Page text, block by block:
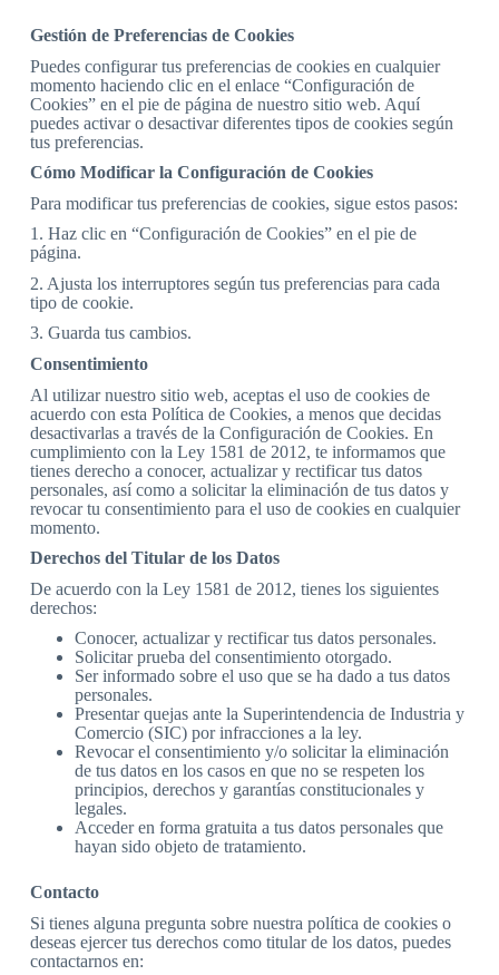
Gestión de Preferencias de Cookies
Puedes configurar tus preferencias de cookies en cualquier
momento haciendo clic en el enlace “Configuración de
Cookies” en el pie de página de nuestro sitio web. Aquí
puedes activar o desactivar diferentes tipos de cookies según
tus preferencias.
Cómo Modificar la Configuración de Cookies
Para modificar tus preferencias de cookies, sigue estos pasos:
1. Haz clic en “Configuración de Cookies” en el pie de
página.
2. Ajusta los interruptores según tus preferencias para cada
tipo de cookie.
3. Guarda tus cambios.
Consentimiento
Al utilizar nuestro sitio web, aceptas el uso de cookies de
acuerdo con esta Política de Cookies, a menos que decidas
desactivarlas a través de la Configuración de Cookies. En
cumplimiento con la Ley 1581 de 2012, te informamos que
tienes derecho a conocer, actualizar y rectificar tus datos
personales, así como a solicitar la eliminación de tus datos y
revocar tu consentimiento para el uso de cookies en cualquier
momento.
Derechos del Titular de los Datos
De acuerdo con la Ley 1581 de 2012, tienes los siguientes
derechos:
Conocer, actualizar y rectificar tus datos personales.
Solicitar prueba del consentimiento otorgado.
Ser informado sobre el uso que se ha dado a tus datos
personales.
Presentar quejas ante la Superintendencia de Industria y
Comercio (SIC) por infracciones a la ley.
Revocar el consentimiento y/o solicitar la eliminación
de tus datos en los casos en que no se respeten los
principios, derechos y garantías constitucionales y
legales.
Acceder en forma gratuita a tus datos personales que
hayan sido objeto de tratamiento.
Contacto
Si tienes alguna pregunta sobre nuestra política de cookies o
deseas ejercer tus derechos como titular de los datos, puedes
contactarnos en: